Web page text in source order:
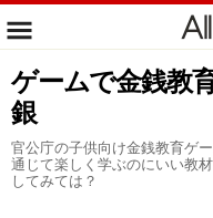
ゲームで金銭教
銀
官公庁の子供向け金銭教育ゲ
通じて楽しく学ぶのにいい教
してみては？